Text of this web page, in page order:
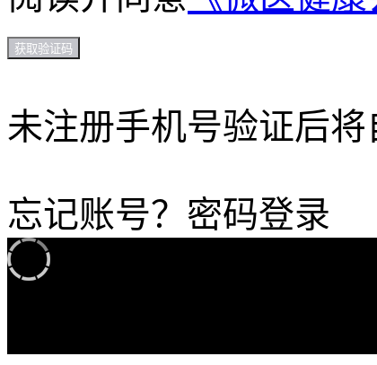
获取验证码
未注册手机号验证后将
忘记账号？ 密码登录